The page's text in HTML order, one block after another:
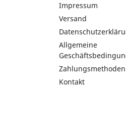
Impressum
Versand
Allgemeine
Zahlungsmethoden
Kontakt